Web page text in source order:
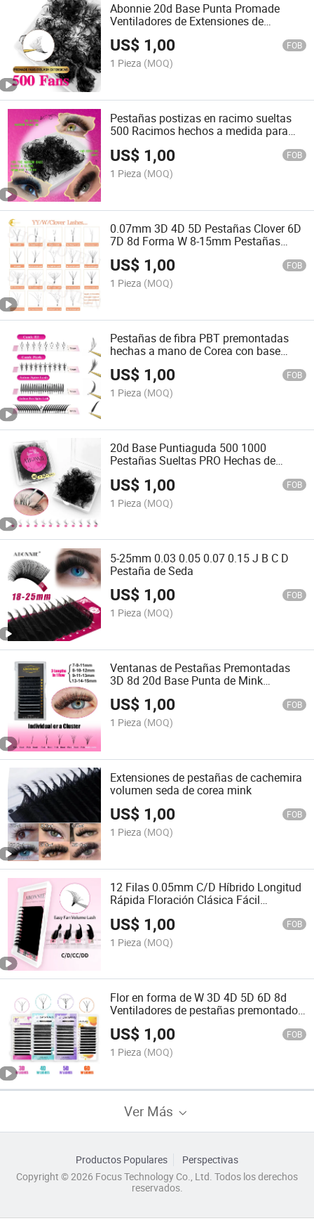
Abonnie 20d Base Punta Promade
Ventiladores de Extensiones de
Pestañas Extensiones de Pestañas
US$ 1,00 FOB
1 Pieza (MOQ)
Pestañas postizas en racimo sueltas
500 Racimos hechos a medida para
US$ 1,00 FOB
1 Pieza (MOQ)
0.07mm 3D 4D 5D Pestañas Clover 6D
7D 8d Forma W 8-15mm Pestañas
Clover
US$ 1,00 FOB
1 Pieza (MOQ)
Pestañas de fibra PBT premontadas
hechas a mano de Corea con base
puntiaguda
US$ 1,00 FOB
1 Pieza (MOQ)
20d Base Puntiaguda 500 1000
Pestañas Sueltas PRO Hechas de
US$ 1,00 FOB
1 Pieza (MOQ)
5-25mm 0.03 0.05 0.07 0.15 J B C D
Pestaña de Seda
US$ 1,00 FOB
1 Pieza (MOQ)
Ventanas de Pestañas Premontadas
3D 8d 20d Base Punta de Mink
Ventanas de Volumen Premontadas
US$ 1,00 FOB
1 Pieza (MOQ)
Extensiones de pestañas de cachemira
volumen seda de corea mink
US$ 1,00 FOB
1 Pieza (MOQ)
12 Filas 0.05mm C/D Híbrido Longitud
Rápida Floración Clásica Fácil
US$ 1,00 FOB
1 Pieza (MOQ)
Flor en forma de W 3D 4D 5D 6D 8d
Ventiladores de pestañas premontados
de floración automática
US$ 1,00 FOB
1 Pieza (MOQ)
Ver Más
Productos Populares
Perspectivas
Copyright © 2026 Focus Technology Co., Ltd. Todos los derechos
reservados.